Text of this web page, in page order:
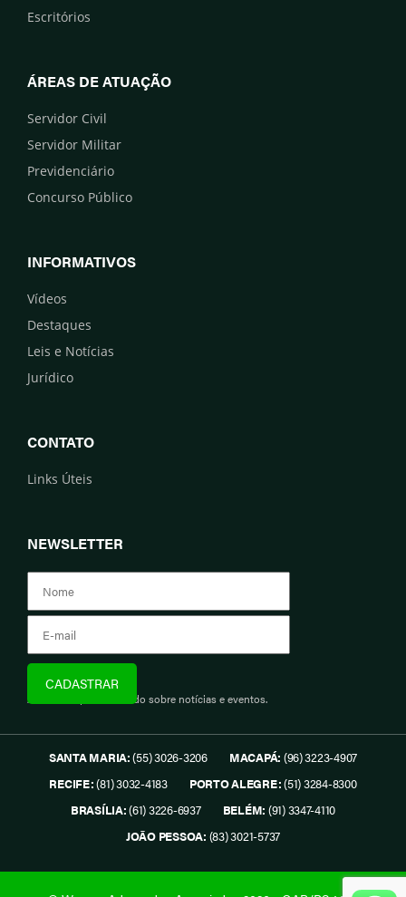
Escritórios
ÁREAS DE ATUAÇÃO
Servidor Civil
Servidor Militar
Previdenciário
Concurso Público
INFORMATIVOS
Vídeos
Destaques
Leis e Notícias
Jurídico
CONTATO
Links Úteis
NEWSLETTER
Assine e fique informado sobre notícias e eventos.
SANTA MARIA:(55) 3026-3206 MACAPÁ: (96) 3223-4907
RECIFE:(81) 3032-4183 PORTO ALEGRE:(51) 3284-8300
BRASÍLIA:(61) 3226-6937 BELÉM: (91) 3347-4110
JOÃO PESSOA: (83) 3021-5737